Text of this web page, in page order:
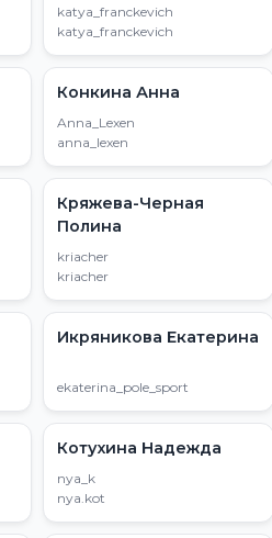
katya_franckevich
katya_franckevich
Конкина Анна
Anna_Lexen
anna_lexen
Кряжева-Черная
Полина
kriacher
kriacher
Икряникова Екатерина
ekaterina_pole_sport
Котухина Надежда
nya_k
nya.kot